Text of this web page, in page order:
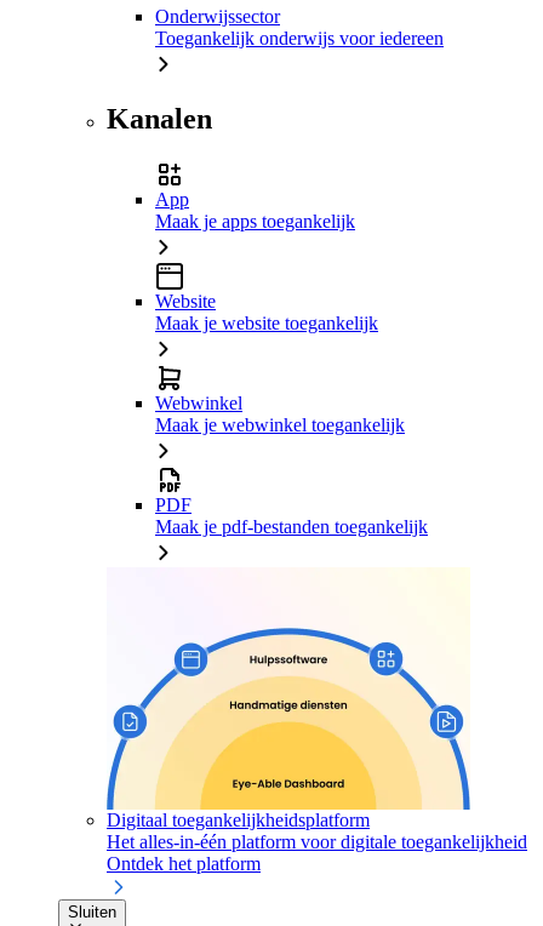
Onderwijssector
Toegankelijk onderwijs voor iedereen
Kanalen
App
Maak je apps toegankelijk
Website
Maak je website toegankelijk
Webwinkel
Maak je webwinkel toegankelijk
PDF
Maak je pdf-bestanden toegankelijk
Digitaal toegankelijkheidsplatform
Het alles-in-één platform voor digitale toegankelijkheid
Ontdek het platform
Sluiten